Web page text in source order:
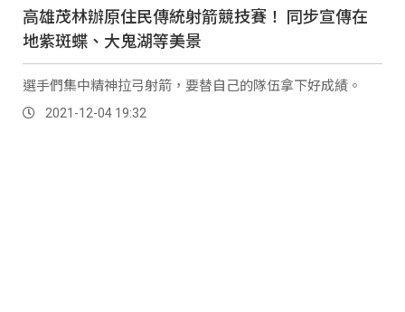
高雄茂林辦原住民傳統射箭競技賽！ 同步宣傳在
地紫斑蝶、大鬼湖等美景
選手們集中精神拉弓射箭，要替自己的隊伍拿下好成績。
2021-12-04 19:32